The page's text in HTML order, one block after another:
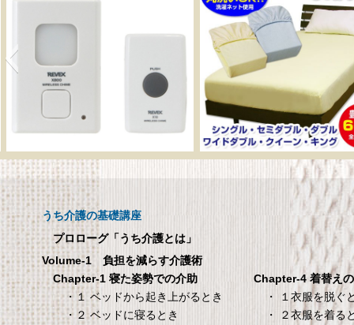
呼び出しチャイムセット
X810
呼び出しチャイムセット X810
メーカー直販 ベッ
ックスシーツ 防水
ツ 【介護シーツ･ベ
用防水シーツ】シ
100×200×30cm ク
メーカー直販 ベッド用ボ
シーツ 防水シーツ 【介護
ベッド用防水シーツ】シ
100×200×30cm クリー
うち介護の基礎講座
プロローグ「うち介護とは」
Volume-1 負担を減らす介護術
Chapter-1 寝た姿勢での介助
・１ ベッドから起き上がるとき
・２ ベッドに寝るとき
Chapter-4 着替え
・ １衣服を脱ぐ
・ ２衣服を着る